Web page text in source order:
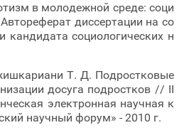
в молодежной среде: соци
диссертации на со
кандидата социологических н
Т. Д. Подростковые
досуга подростков // II
электронная научная к
научный форум» - 2010 г.